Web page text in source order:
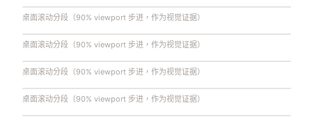
桌面滚动分段（90% viewport 步进，作为视觉证据）
桌面滚动分段（90% viewport 步进，作为视觉证据）
桌面滚动分段（90% viewport 步进，作为视觉证据）
桌面滚动分段（90% viewport 步进，作为视觉证据）